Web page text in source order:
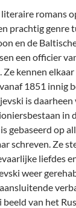
romans
prachtig genre
en de
een officier
kennen
1851 innig
is daarheen
in
gebaseerd op
schreven. Ze
liefdes
weer
van het